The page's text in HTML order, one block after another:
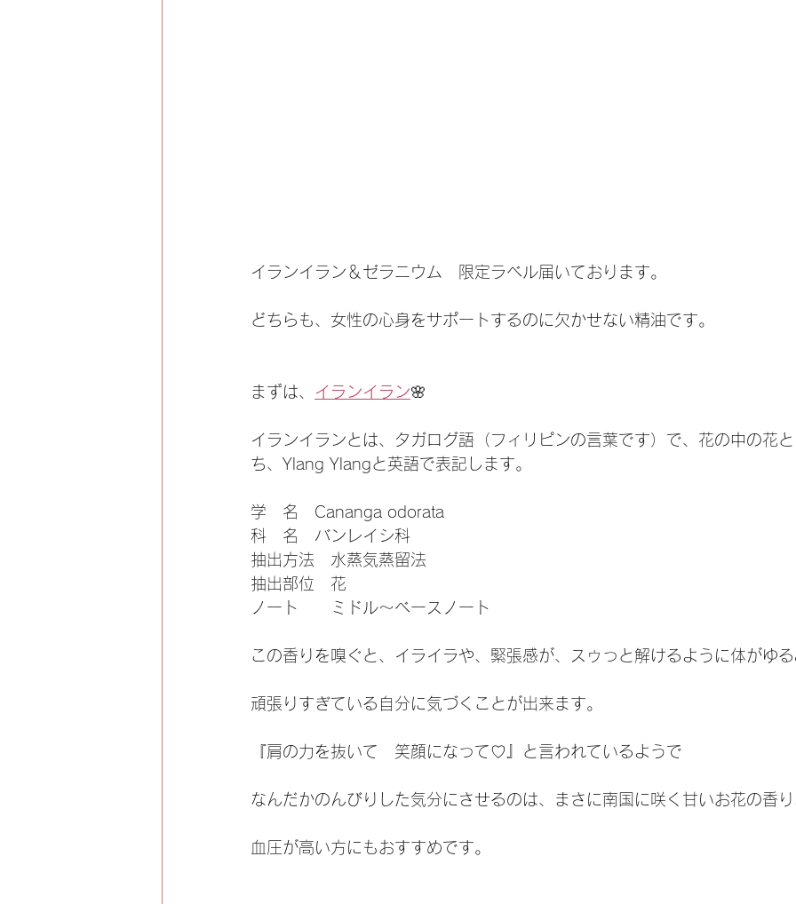
イランイラン＆ゼラニウム　限定ラベル届いております。
どちらも、女性の心身をサポートするのに欠かせない精油です。
まずは、 イランイラン🌸
イランイランとは、タガログ語（フィリピンの言葉です）で、花の中の花
ち、Ylang Ylangと英語で表記します。
学　名　Cananga odorata
科　名　バンレイシ科
抽出方法　水蒸気蒸留法
抽出部位　花
ノート　　ミドル～ベースノート
この香りを嗅ぐと、イライラや、緊張感が、スゥっと解けるように体がゆ
頑張りすぎている自分に気づくことが出来ます。
『肩の力を抜いて　笑顔になって♡』と言われているようで
なんだかのんびりした気分にさせるのは、まさに南国に咲く甘いお花の香
血圧が高い方にもおすすめです。